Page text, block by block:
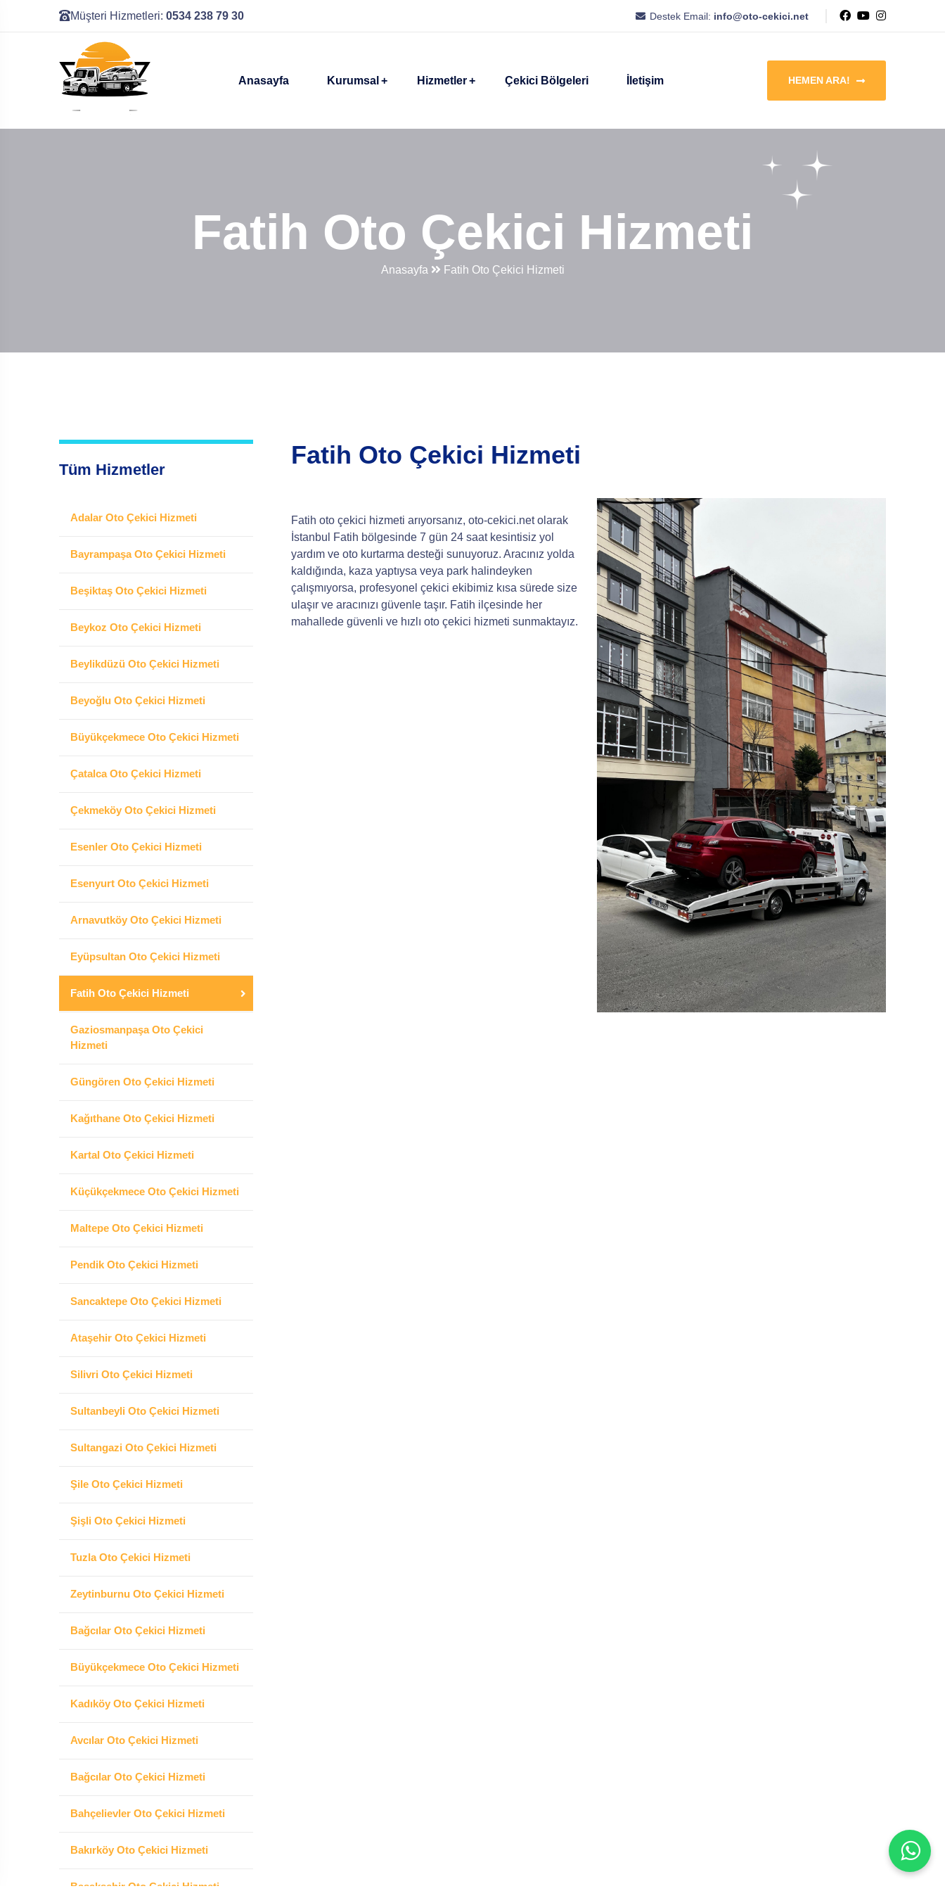
Müşteri Hizmetleri: 0534 238 79 30 Destek Email: info@oto-cekici.net
Anasayfa Kurumsal Hizmetler Çekici Bölgeleri İletişim HEMEN ARA!
Fatih Oto Çekici Hizmeti
Anasayfa Fatih Oto Çekici Hizmeti
Tüm Hizmetler
Adalar Oto Çekici Hizmeti
Bayrampaşa Oto Çekici Hizmeti
Beşiktaş Oto Çekici Hizmeti
Beykoz Oto Çekici Hizmeti
Beylikdüzü Oto Çekici Hizmeti
Beyoğlu Oto Çekici Hizmeti
Büyükçekmece Oto Çekici Hizmeti
Çatalca Oto Çekici Hizmeti
Çekmeköy Oto Çekici Hizmeti
Esenler Oto Çekici Hizmeti
Esenyurt Oto Çekici Hizmeti
Arnavutköy Oto Çekici Hizmeti
Eyüpsultan Oto Çekici Hizmeti
Fatih Oto Çekici Hizmeti
Gaziosmanpaşa Oto Çekici
Hizmeti
Güngören Oto Çekici Hizmeti
Kağıthane Oto Çekici Hizmeti
Kartal Oto Çekici Hizmeti
Küçükçekmece Oto Çekici Hizmeti
Maltepe Oto Çekici Hizmeti
Pendik Oto Çekici Hizmeti
Sancaktepe Oto Çekici Hizmeti
Ataşehir Oto Çekici Hizmeti
Silivri Oto Çekici Hizmeti
Sultanbeyli Oto Çekici Hizmeti
Sultangazi Oto Çekici Hizmeti
Şile Oto Çekici Hizmeti
Şişli Oto Çekici Hizmeti
Tuzla Oto Çekici Hizmeti
Zeytinburnu Oto Çekici Hizmeti
Bağcılar Oto Çekici Hizmeti
Büyükçekmece Oto Çekici Hizmeti
Kadıköy Oto Çekici Hizmeti
Avcılar Oto Çekici Hizmeti
Bağcılar Oto Çekici Hizmeti
Bahçelievler Oto Çekici Hizmeti
Bakırköy Oto Çekici Hizmeti
Başakşehir Oto Çekici Hizmeti
Fatih Oto Çekici Hizmeti
Fatih oto çekici hizmeti arıyorsanız, oto-cekici.net olarak
İstanbul Fatih bölgesinde 7 gün 24 saat kesintisiz yol
yardım ve oto kurtarma desteği sunuyoruz. Aracınız yolda
kaldığında, kaza yaptıysa veya park halindeyken
çalışmıyorsa, profesyonel çekici ekibimiz kısa sürede size
ulaşır ve aracınızı güvenle taşır. Fatih ilçesinde her
mahallede güvenli ve hızlı oto çekici hizmeti sunmaktayız.